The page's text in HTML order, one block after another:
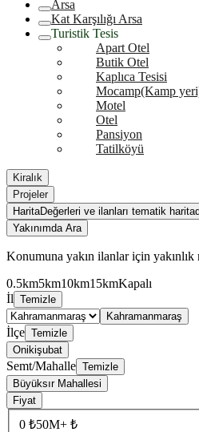
Arsa
Kat Karşılığı Arsa
Turistik Tesis
Apart Otel
Butik Otel
Kaplıca Tesisi
Mocamp(Kamp
Motel
Otel
Pansiyon
Tatilköyü
Kiralık
Projeler
HaritaDeğerleri ve ilanları tematik
Yakınımda Ara
Konumuna yakın ilanlar için yakınlık
0.5km5km10km15kmKapalı
İl Temizle
Kahramanmaraş
İlçe Temizle
Onikişubat
Semt/Mahalle Temizle
Büyüksır Mahallesi
Fiyat
0 ₺50M+ ₺